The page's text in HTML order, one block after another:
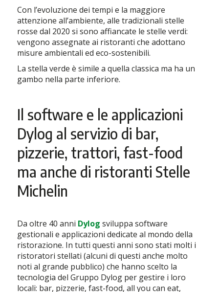
Con l’evoluzione dei tempi e la maggiore
attenzione all’ambiente, alle tradizionali stelle
rosse dal 2020 si sono affiancate le stelle verdi:
vengono assegnate ai ristoranti che adottano
misure ambientali ed eco-sostenibili.
La stella verde è simile a quella classica ma ha un
gambo nella parte inferiore.
Il software e le applicazioni
Dylog al servizio di bar,
pizzerie, trattori, fast-food
ma anche di ristoranti Stelle
Michelin
Da oltre 40 anni Dylog sviluppa software
gestionali e applicazioni dedicate al mondo della
ristorazione. In tutti questi anni sono stati molti i
ristoratori stellati (alcuni di questi anche molto
noti al grande pubblico) che hanno scelto la
tecnologia del Gruppo Dylog per gestire i loro
locali: bar, pizzerie, fast-food, all you can eat,